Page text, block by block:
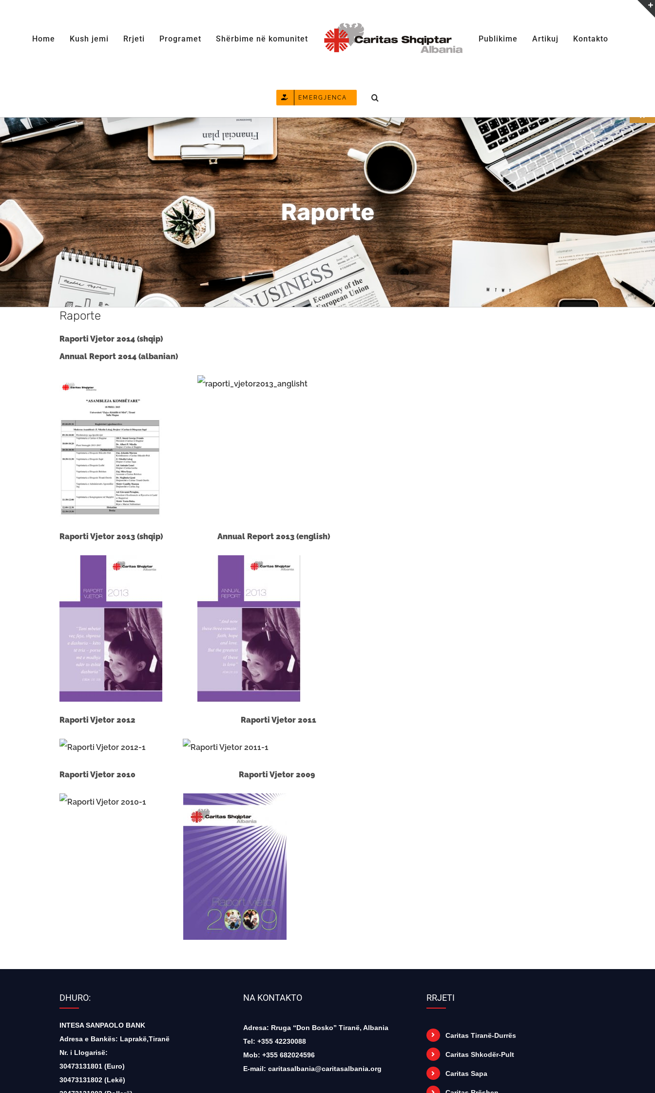
Home Kush jemi Rrjeti Programet Shërbime në komunitet Publikime Artikuj Kontakto
EMERGJENCA
Raporte
Raporte
Raporti Vjetor 2014 (shqip)
Annual Report 2014 (albanian)
Raporti Vjetor 2013 (shqip) Annual Report 2013 (english)
Raporti Vjetor 2012 Raporti Vjetor 2011
Raporti Vjetor 2010 Raporti Vjetor 2009
DHURO:
INTESA SANPAOLO BANK
Adresa e Bankës: Laprakë,Tiranë
Nr. i Llogarisë:
30473131801 (Euro)
30473131802 (Lekë)
NA KONTAKTO
Adresa: Rruga “Don Bosko” Tiranë, Albania
Tel: +355 42230088
Mob: +355 682024596
E-mail: caritasalbania@caritasalbania.org
RRJETI
Caritas Tiranë-Durrës
Caritas Shkodër-Pult
Caritas Sapa